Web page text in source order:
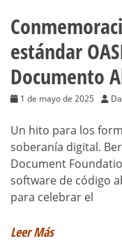
estándar
Documento
1 de mayo de 2025
Un hito para los
soberanía digital.
Document
software de código
para celebrar el
Leer Más